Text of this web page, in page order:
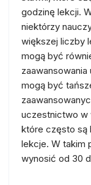
godzinę lekcji.
niektórzy
większej liczby
mogą być
mogą być
uczestnictwo w
które często są
lekcje. W takim
wynosić od 30